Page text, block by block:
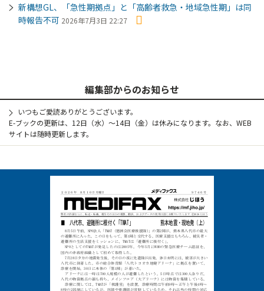
新構想GL、「急性期拠点」と「高齢者救急・地域急性期」は同
時報告不可 2026年7月3日 22:27
編集部からのお知らせ
いつもご愛読ありがとうございます。
E-ブックの更新は、12日（水）～14日（金）は休みになります。なお、WEB
サイトは随時更新します。